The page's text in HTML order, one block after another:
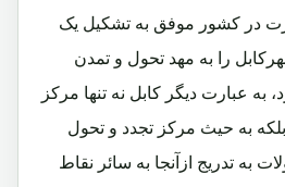
در کشور موفق به تشکیل یک
را به مهد تحول و تمدن
به عبارت دیگر کابل نه تنها مرکز
به حیث مرکز تجدد و تحول
به تدریج ازآنجا به سائر نقاط